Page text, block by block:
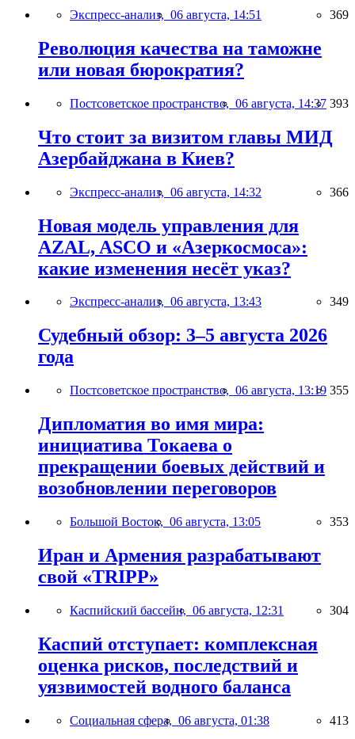
Экспресс-анализ, 06 августа, 14:51 369
Революция качества на таможне
или новая бюрократия?
Постсоветское пространство, 06 августа, 14:37 393
Что стоит за визитом главы МИД
Азербайджана в Киев?
Экспресс-анализ, 06 августа, 14:32 366
Новая модель управления для
AZAL, ASCO и «Азеркосмоса»:
какие изменения несёт указ?
Экспресс-анализ, 06 августа, 13:43 349
Судебный обзор: 3–5 августа 2026
года
Постсоветское пространство, 06 августа, 13:19 355
Дипломатия во имя мира:
инициатива Токаева о
прекращении боевых действий и
возобновлении переговоров
Большой Восток, 06 августа, 13:05 353
Иран и Армения разрабатывают
свой «TRIPP»
Каспийский бассейн, 06 августа, 12:31 304
Каспий отступает: комплексная
оценка рисков, последствий и
уязвимостей водного баланса
Социальная сфера, 06 августа, 01:38 413